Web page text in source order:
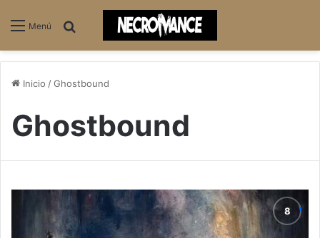
Menú
Inicio /Ghostbound
Ghostbound